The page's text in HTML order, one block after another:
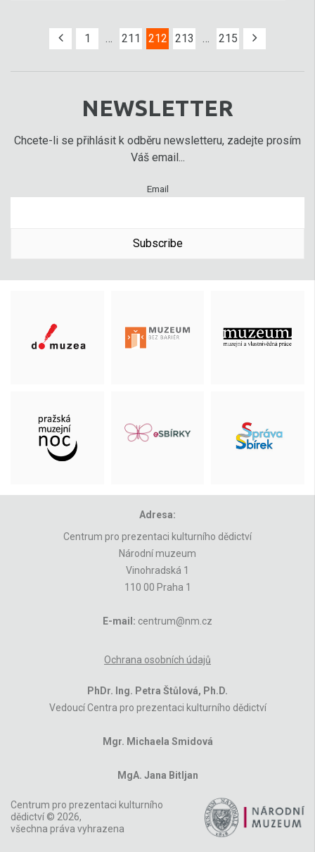
1 … 211 212 213 … 215
NEWSLETTER
Chcete-li se přihlásit k odběru newsletteru, zadejte prosím
Váš email...
Email
Subscribe
Adresa:
Centrum pro prezentaci kulturního dědictví
Národní muzeum
Vinohradská 1
110 00 Praha 1
E-mail: centrum@nm.cz
Ochrana osobních údajů
PhDr. Ing. Petra Štůlová, Ph.D.
Vedoucí Centra pro prezentaci kulturního dědictví
Mgr. Michaela Smidová
MgA. Jana Bitljan
Centrum pro prezentaci kulturního
dědictví © 2026,
všechna práva vyhrazena